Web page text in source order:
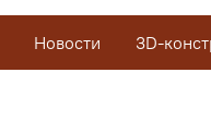
Новости 3D-